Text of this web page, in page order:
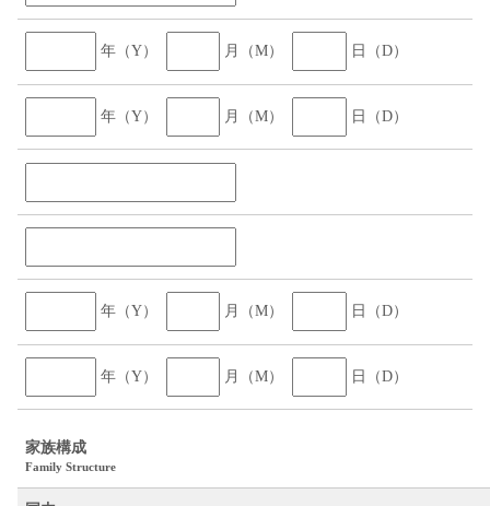
年（Y） 月（M） 日（D）
年（Y） 月（M） 日（D）
年（Y） 月（M） 日（D）
年（Y） 月（M） 日（D）
家族構成
Family Structure